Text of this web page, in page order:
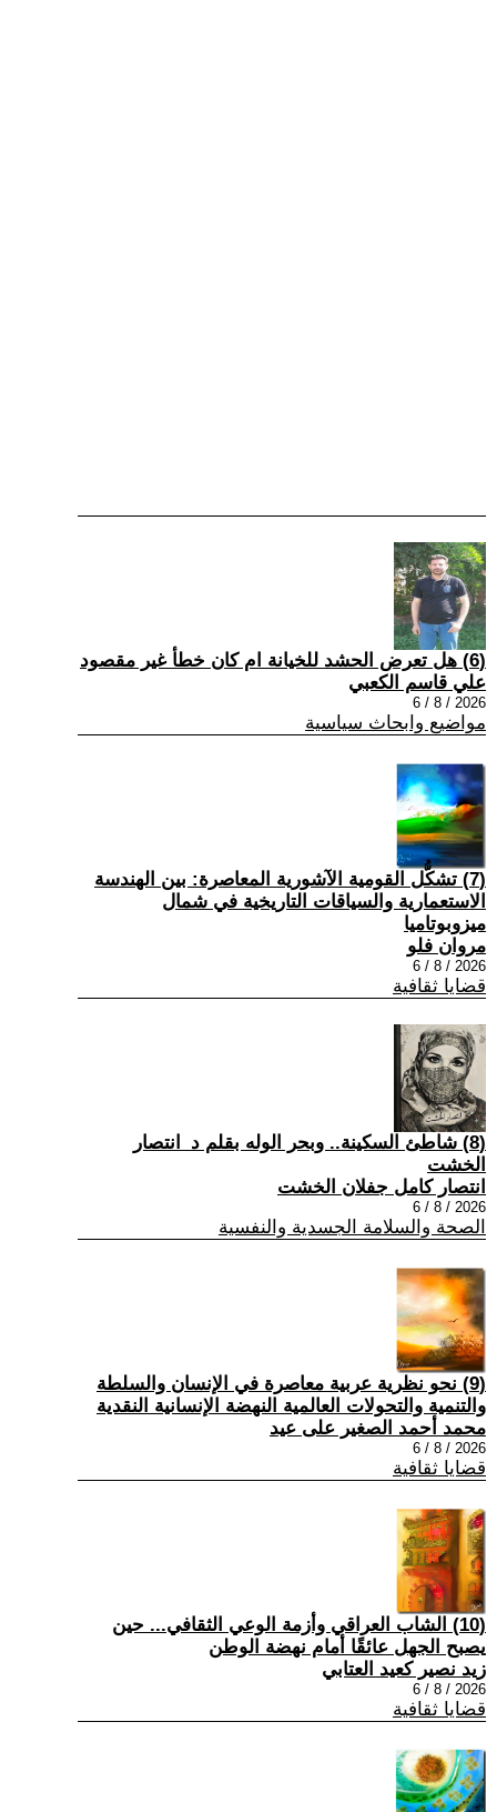
(6) هل تعرض الحشد للخيانة ام كان خطأ غير مقصود
علي قاسم الكعبي
2026 / 8 / 6
مواضيع وابحاث سياسية
(7) تشكُّل القومية الآشورية المعاصرة: بين الهندسة
الاستعمارية والسياقات التاريخية في شمال
ميزوبوتاميا
مروان فلو
2026 / 8 / 6
قضايا ثقافية
(8) شاطئ السكينة.. وبحر الوله بقلم د_انتصار
الخشت
انتصار كامل جفلان الخشت
2026 / 8 / 6
الصحة والسلامة الجسدية والنفسية
(9) نحو نظرية عربية معاصرة في الإنسان والسلطة
والتنمية والتحولات العالمية النهضة الإنسانية النقدية
محمد أحمد الصغير على عيد
2026 / 8 / 6
قضايا ثقافية
(10) الشاب العراقي وأزمة الوعي الثقافي... حين
يصبح الجهل عائقًا أمام نهضة الوطن
زيد نصير كعيد العتابي
2026 / 8 / 6
قضايا ثقافية